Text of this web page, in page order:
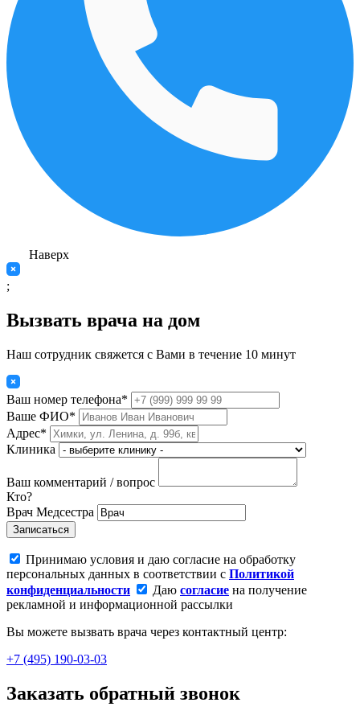
Наверх
;
Вызвать врача на дом
Наш сотрудник свяжется с Вами в течение 10 минут
Ваш номер телефона*
Ваше ФИО*
Адрес*
Клиника
Ваш комментарий / вопрос
Кто?
Врач Медсестра
Записаться
Принимаю условия и даю согласие на обработку
персональных данных в соответствии с Политикой
конфиденциальности
Даю согласие на получение
рекламной и информационной рассылки
Вы можете вызвать врача через контактный центр:
+7 (495) 190-03-03
Заказать обратный звонок